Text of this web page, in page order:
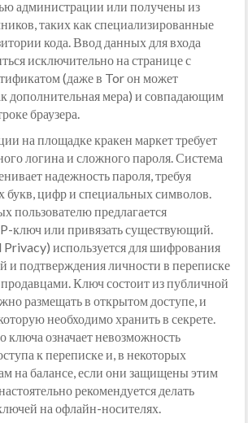
администрации или получены из
таких как специализированные
кода. Ввод данных для входа
исключительно на странице с
(даже в Tor он может
дополнительная мера) и совпадающим
браузера.
на площадке кракен маркет требует
логина и сложного пароля. Система
надежность пароля, требуя
букв, цифр и специальных символов.
пользователю предлагается
ключ или привязать существующий.
используется для шифрования
и подтверждения личности в переписке
Ключ состоит из публичной
размещать в открытом доступе, и
необходимо хранить в секрете.
ключа означает невозможность
к переписке и, в некоторых
на балансе, если они защищены этим
рекомендуется делать
на офлайн-носителях.